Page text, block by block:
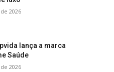
2026
lança a marca
Saúde
2026